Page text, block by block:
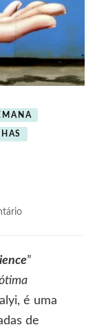
em
”
é uma
de